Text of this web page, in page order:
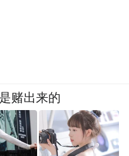
赌出来的